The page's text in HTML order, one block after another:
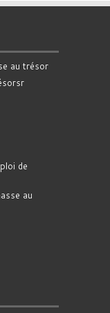
au trésor
de
au